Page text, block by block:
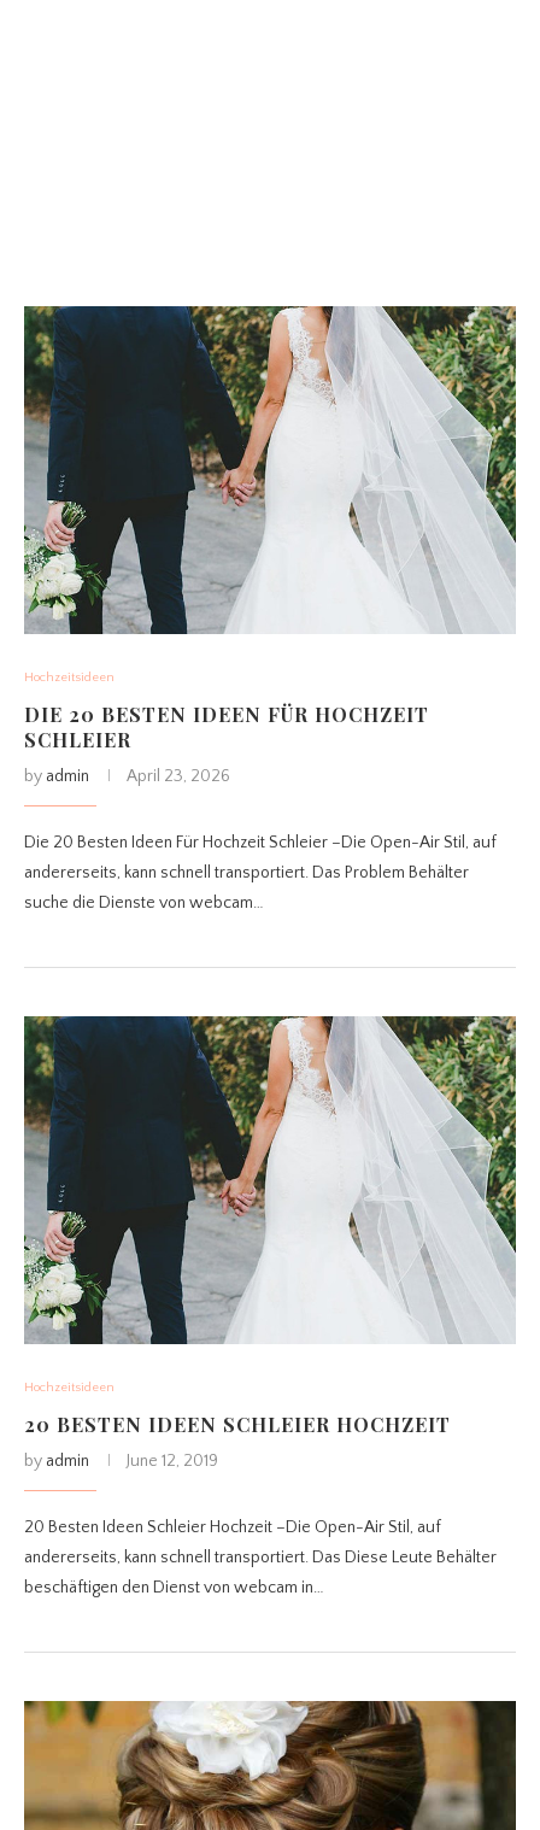
Hochzeitsideen
DIE 20 BESTEN IDEEN FÜR HOCHZEIT
SCHLEIER
by admin April 23, 2026
Die 20 Besten Ideen Für Hochzeit Schleier –Die Open-Air Stil, auf
andererseits, kann schnell transportiert. Das Problem Behälter
suche die Dienste von webcam…
Hochzeitsideen
20 BESTEN IDEEN SCHLEIER HOCHZEIT
by admin June 12, 2019
20 Besten Ideen Schleier Hochzeit –Die Open-Air Stil, auf
andererseits, kann schnell transportiert. Das Diese Leute Behälter
beschäftigen den Dienst von webcam in…